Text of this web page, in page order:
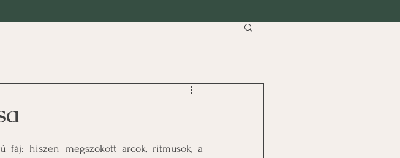
fáj: hiszen megszokott arcok, ritmusok, a